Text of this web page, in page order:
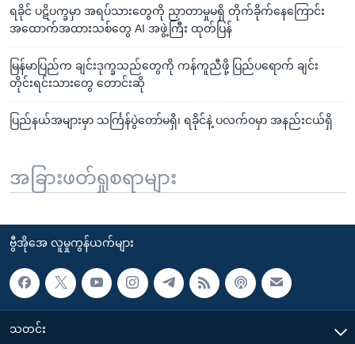
ရခိုင် ပဋိပက္ခမှာ အရပ်သားတွေကို ညှာတာမှုမရှိ တိုက်ခိုက်နေကြောင်း
အထောက်အထားသစ်တွေ AI အဖွဲ့ကြီး ထုတ်ပြန်
မြန်မာပြည်က ချင်းဒုက္ခသည်တွေကို ကန်ကူညီဖို့ ပြည်ပရောက် ချင်း
တိုင်းရင်းသားတွေ တောင်းဆို
ပြည်နယ်အများမှာ သင်္ကြန်ပွဲတော်မရှိ၊ ရခိုင်နဲ့ ပလက်ဝမှာ အနည်းငယ်ရှိ
အခြားဖတ်ရှုစရာများ
ဗွီအိုအေ လူမှုကွန်ယက်များ
သတင်း